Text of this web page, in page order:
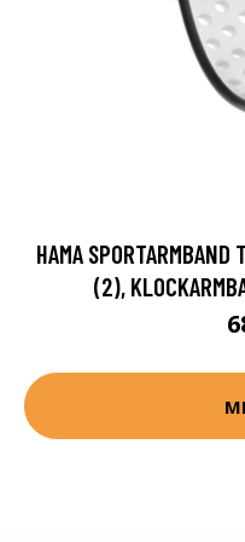
HAMA
(2),